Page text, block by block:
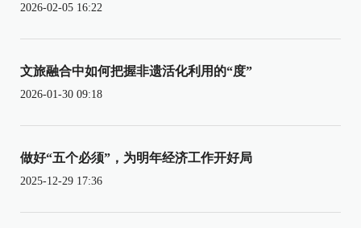
2026-02-05 16:22
文旅融合中如何把握非遗活化利用的“度”
2026-01-30 09:18
做好“五个必须”，为明年经济工作开好局
2025-12-29 17:36